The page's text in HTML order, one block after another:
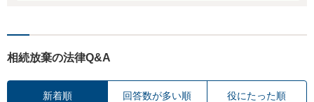
相続放棄の法律Q&A
新着順 回答数が多い順 役にたった順